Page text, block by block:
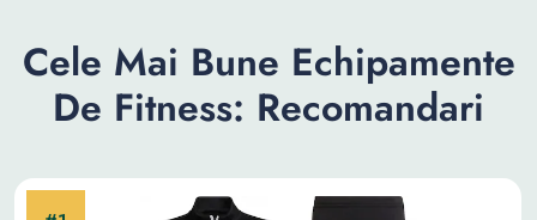
Cele Mai Bune Echipamente
De Fitness: Recomandari